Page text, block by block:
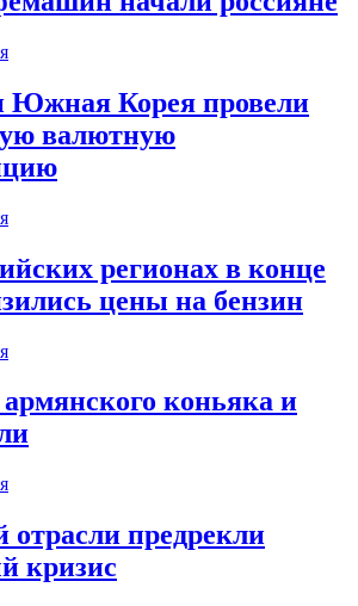
Южная Корея провели
валютную
регионах в конце
цены на бензин
коньяка и
отрасли предрекли
кризис